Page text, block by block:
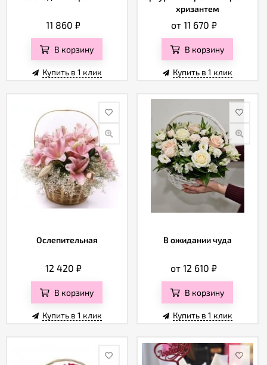
11 860₽
В корзину
Купить в 1 клик
хризантем
от 11 670 ₽
В корзину
Купить в 1 клик
Ослепительная
12 420 ₽
В корзину
Купить в 1 клик
В ожидании чуда
от 12 610₽
В корзину
Купить в 1 клик